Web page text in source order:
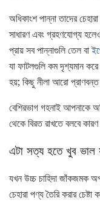
অধিকাংশ পান্না তাদের
সাধারণ এবং গ্রহণযোগ্য
প্রায় সব পান্নাগুলি তেল বা
যা ফাটলগুলি কম দৃশ্যমান
হয়; কিছু নীলা আরো
বেশিরভাগ গহনাই আপনাকে
থেকে বিরত রাখতে বলবে
এটা সত্য হতে খুব ভাল
যখন উচ্চ চাহিদা জাঁকজমক
চেহারা পণ্য তৈরি করার